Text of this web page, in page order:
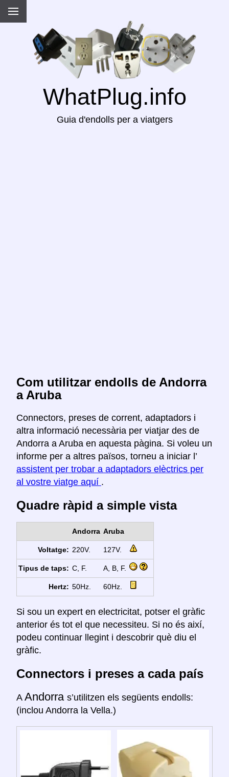
WhatPlug.info
Guia d'endolls per a viatgers
Com utilitzar endolls de Andorra
a Aruba
Connectors, preses de corrent, adaptadors i
altra informació necessària per viatjar des de
Andorra a Aruba en aquesta pàgina. Si voleu un
informe per a altres països, torneu a iniciar l’
assistent per trobar a adaptadors elèctrics per
al vostre viatge aquí .
Quadre ràpid a simple vista
Andorra Aruba
Voltatge: 220V. 127V.
Tipus de taps: C, F. A, B, F.
Hertz: 50Hz. 60Hz.
Si sou un expert en electricitat, potser el gràfic
anterior és tot el que necessiteu. Si no és així,
podeu continuar llegint i descobrir què diu el
gràfic.
Connectors i preses a cada país
A Andorra s’utilitzen els següents endolls:
(inclou Andorra la Vella.)